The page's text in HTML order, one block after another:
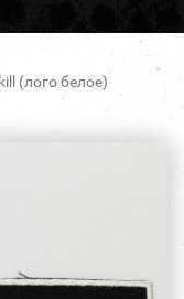
(лого белое)